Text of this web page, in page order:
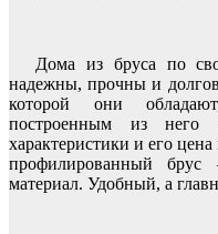
Дома из бруса по
надежны, прочны и
которой они
построенным из него
характеристики и его
профилированный
материал. Удобный, а